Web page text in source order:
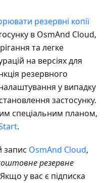
резервні копії
в OsmAnd Cloud,
та легке
на версіях для
резервного
у випадку
застосунку.
спеціальним планом,
.
запис OsmAnd Cloud,
резервне
у вас є підписка